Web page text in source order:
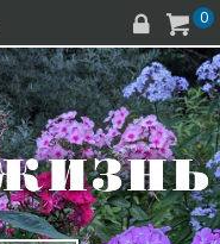
  0